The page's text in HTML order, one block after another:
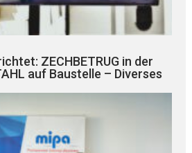
ZECHBETRUG in der
auf Baustelle – Diverses